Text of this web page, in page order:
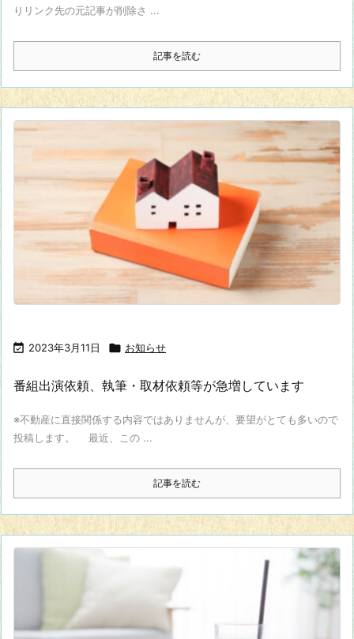
りリンク先の元記事が削除さ ...
記事を読む
 2023年3月11日  お知らせ
番組出演依頼、執筆・取材依頼等が急増しています
※不動産に直接関係する内容ではありませんが、要望がとても多いので
投稿します。 最近、この ...
記事を読む